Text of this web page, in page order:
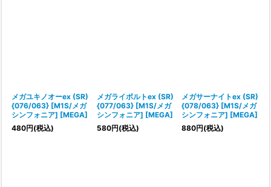
メガユキノオーex (SR)
{076/063} [M1S/メガ
シンフォニア] [MEGA]
480円(税込)
メガライボルトex (SR)
{077/063} [M1S/メガ
シンフォニア] [MEGA]
580円(税込)
メガサーナイトex (SR)
{078/063} [M1S/メガ
シンフォニア] [MEGA]
880円(税込)